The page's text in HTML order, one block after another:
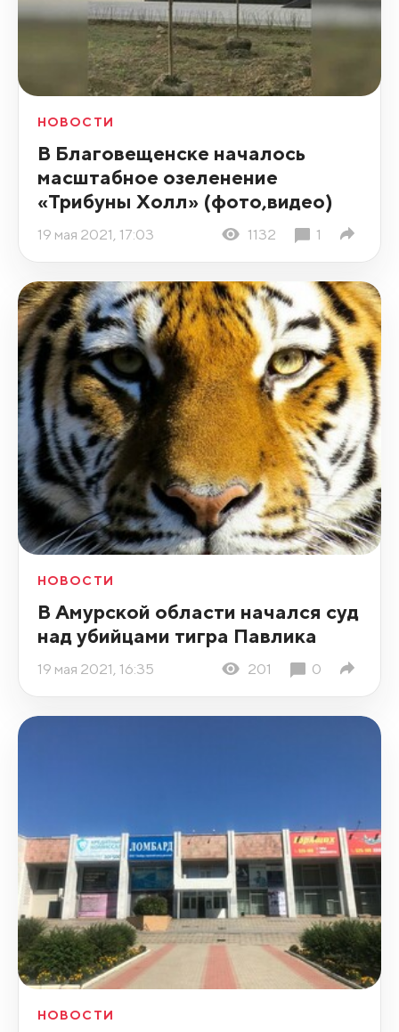
НОВОСТИ
В Благовещенске началось
масштабное озеленение
«Трибуны Холл» (фото,видео)
19 мая 2021, 17:03 1132 1
НОВОСТИ
В Амурской области начался суд
над убийцами тигра Павлика
19 мая 2021, 16:35 201 0
НОВОСТИ